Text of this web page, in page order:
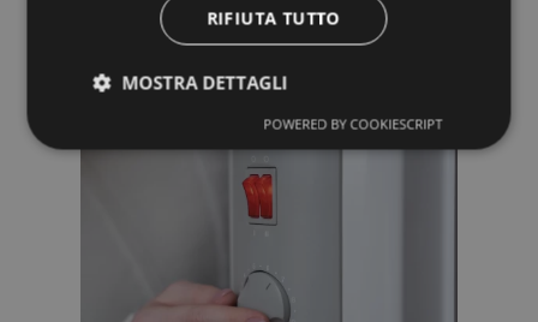
RIFIUTA TUTTO
MOSTRA DETTAGLI
POWERED BY COOKIESCRIPT